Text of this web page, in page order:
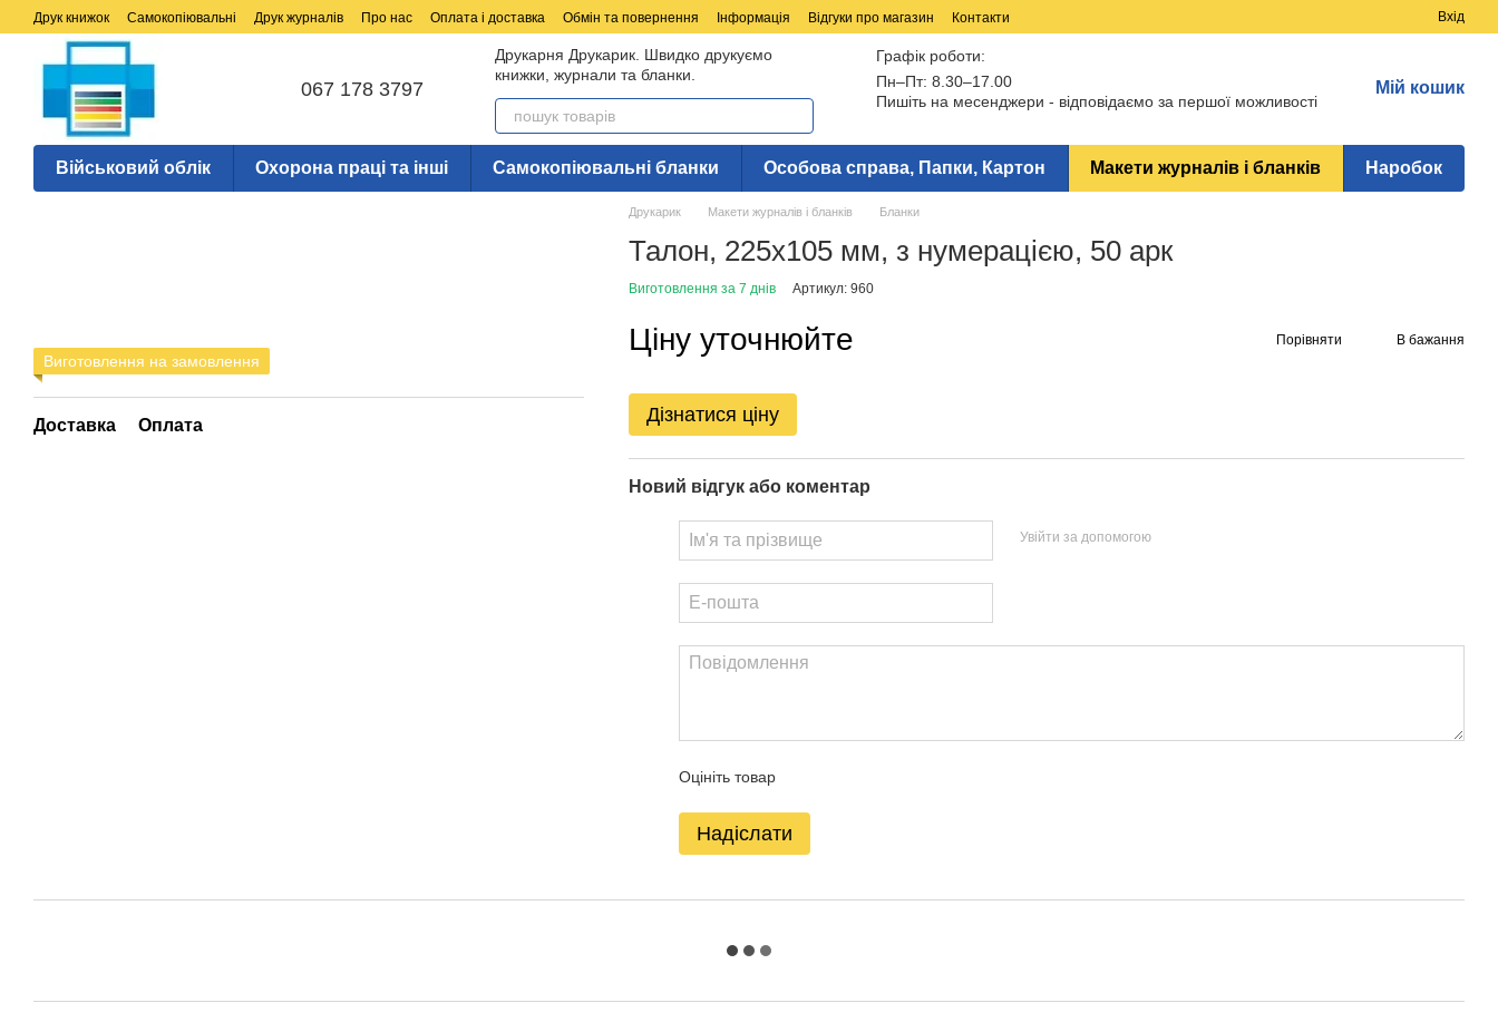
Перейти до основного контенту
Друк книжок Самокопіювальні Друк журналів Про нас Оплата і доставка Обмін та повернення Інформація Відгуки про магазин Контакти Вхід
067 178 3797
Друкарня Друкарик. Швидко друкуємо
книжки, журнали та бланки.
Графік роботи:
Пн–Пт: 8.30–17.00
Пишіть на месенджери - відповідаємо за першої можливості
Мій кошик
Військовий облік Охорона праці та інші Самокопіювальні бланки Особова справа, Папки, Картон Макети журналів і бланків Наробок
Виготовлення на замовлення
Доставка Оплата
Друкарик Макети журналів і бланків Бланки
Талон, 225х105 мм, з нумерацією, 50 арк
Виготовлення за 7 днів Артикул: 960
Ціну уточнюйте Порівняти В бажання
Дізнатися ціну
Новий відгук або коментар
Увійти за допомогою
Оцініть товар
Надіслати